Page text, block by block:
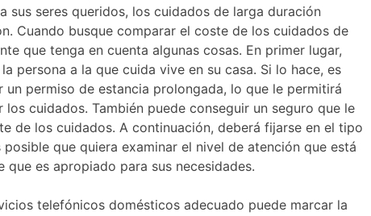
sus seres queridos, los cuidados de larga duración
Cuando busque comparar el coste de los cuidados de
que tenga en cuenta algunas cosas. En primer lugar,
persona a la que cuida vive en su casa. Si lo hace, es
un permiso de estancia prolongada, lo que le permitirá
cuidados. También puede conseguir un seguro que le
de los cuidados. A continuación, deberá fijarse en el tipo
que quiera examinar el nivel de atención que está
que es apropiado para sus necesidades.
telefónicos domésticos adecuado puede marcar la